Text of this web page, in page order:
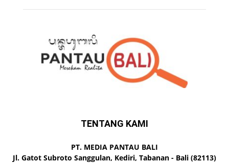
TENTANG KAMI
PT. MEDIA PANTAU BALI
Jl. Gatot Subroto Sanggulan, Kediri, Tabanan - Bali (82113)